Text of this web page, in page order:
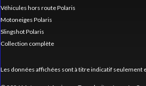
Véhicules hors route Polaris
Motoneiges Polaris
Slingshot Polaris
Collection complète
Les données affichées sont à titre indicatif seulement